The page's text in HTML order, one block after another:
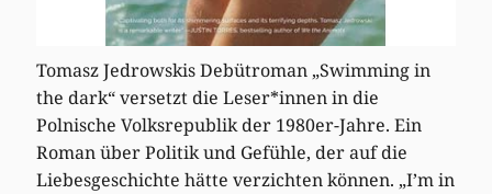
Tomasz Jedrowskis Debütroman „Swimming in
the dark“ versetzt die Leser*innen in die
Polnische Volksrepublik der 1980er-Jahre. Ein
Roman über Politik und Gefühle, der auf die
Liebesgeschichte hätte verzichten können. „I’m in